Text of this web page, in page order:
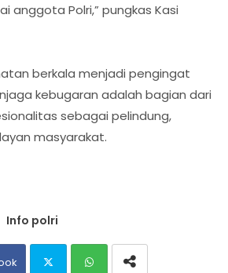
anggota Polri,” pungkas Kasi
berkala menjadi pengingat
kebugaran adalah bagian dari
sebagai pelindung,
masyarakat.
Info polri